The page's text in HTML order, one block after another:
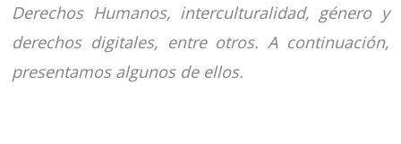
Derechos Humanos, interculturalidad, género y
derechos digitales, entre otros. A continuación,
presentamos algunos de ellos.